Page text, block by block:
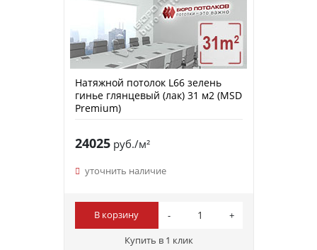
Натяжной потолок L66 зелень
гинье глянцевый (лак) 31 м2 (MSD
Premium)
24025руб./м²
уточнить наличие
В корзину
Купить в 1 клик